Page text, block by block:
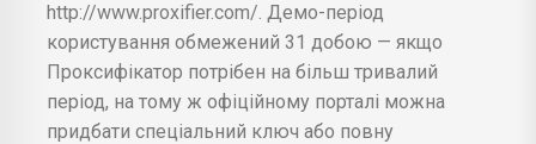
http://www.proxifier.com/. Демо-період
користування обмежений 31 добою — якщо
Проксифікатор потрібен на більш тривалий
період, на тому ж офіційному порталі можна
придбати спеціальний ключ або повну